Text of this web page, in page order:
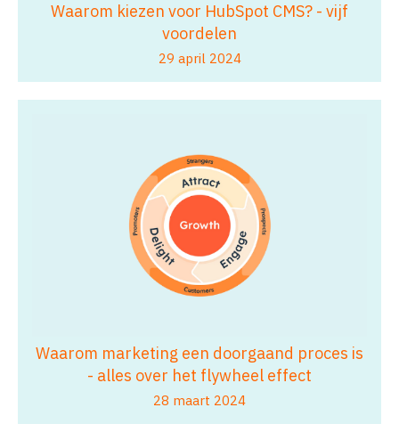
Waarom kiezen voor HubSpot CMS? - vijf
voordelen
29 april 2024
Waarom marketing een doorgaand proces is
- alles over het flywheel effect
28 maart 2024